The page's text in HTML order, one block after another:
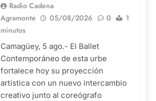
Radio Cadena
Agramonte
05/08/2026 0
1
minutos
Camagüey, 5 ago.- El Ballet
Contemporáneo de esta urbe
fortalece hoy su proyección
artística con un nuevo intercambio
creativo junto al coreógrafo